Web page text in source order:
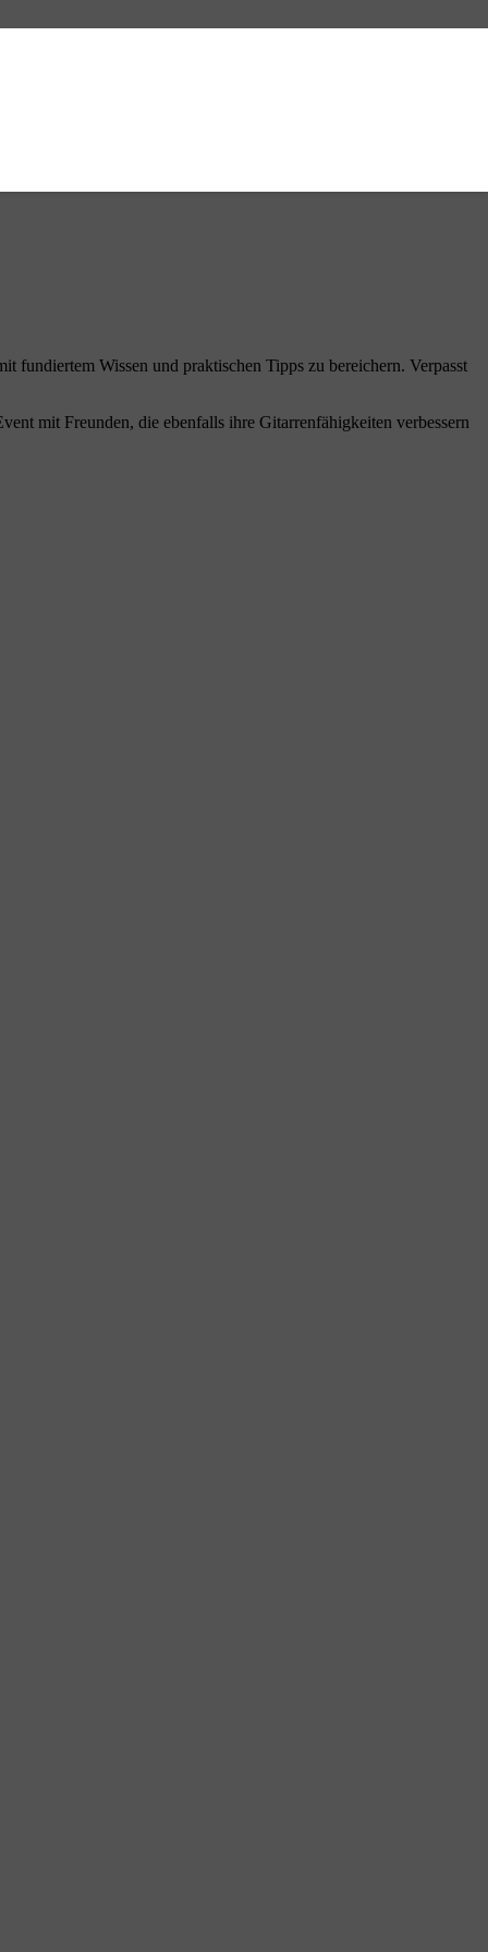
fundiertem Wissen und praktischen Tipps zu bereichern. Verpasst
mit Freunden, die ebenfalls ihre Gitarrenfähigkeiten verbessern